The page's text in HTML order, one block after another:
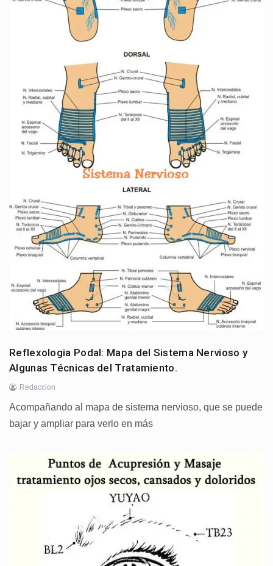
Reflexologia Podal: Mapa del Sistema Nervioso y
Algunas Técnicas del Tratamiento.
Redaccion
Acompañando al mapa de sistema nervioso, que se puede
bajar y ampliar para verlo en más